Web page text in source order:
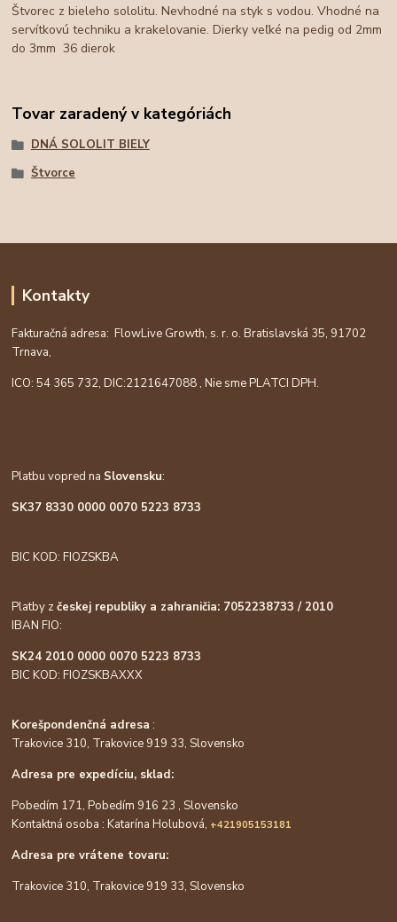
Štvorec z bieleho sololitu. Nevhodné na styk s vodou. Vhodné na
servítkovú techniku a krakelovanie. Dierky veľké na pedig od 2mm
do 3mm 36 dierok
Tovar zaradený v kategóriách
DNÁ SOLOLIT BIELY
Štvorce
Kontakty
Fakturačná adresa: FlowLive Growth, s. r. o. Bratislavská 35, 91702
Trnava,
ICO: 54 365 732, DIC:2121647088 , Nie sme PLATCI DPH.
Platbu vopred na Slovensku:
SK37 8330 0000 0070 5223 8733
BIC KOD: FIOZSKBA
Platby zčeskej republiky a zahraničia: 7052238733 / 2010
IBAN FIO:
SK24 2010 0000 0070 5223 8733
BIC KOD: FIOZSKBAXXX
Korešpondenčná adresa :
Trakovice 310, Trakovice 919 33, Slovensko
Adresa pre expedíciu, sklad:
Pobedím 171, Pobedím 916 23 , Slovensko
Kontaktná osoba : Katarína Holubová, +421905153181
Adresa pre vrátene tovaru:
Trakovice 310, Trakovice 919 33, Slovensko